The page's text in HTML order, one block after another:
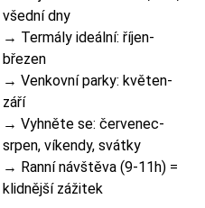
všední dny
→ Termály ideální: říjen-
březen
→ Venkovní parky: květen-
září
→ Vyhněte se: červenec-
srpen, víkendy, svátky
→ Ranní návštěva (9-11h) =
klidnější zážitek